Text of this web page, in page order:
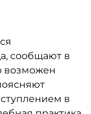
сообщают в
возможен
в